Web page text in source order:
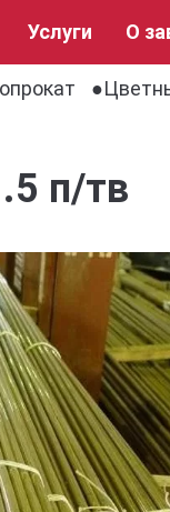
Услуги О
п/тв